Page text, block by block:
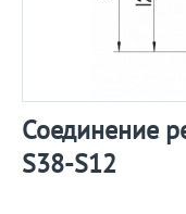
Соединение
S38-S12